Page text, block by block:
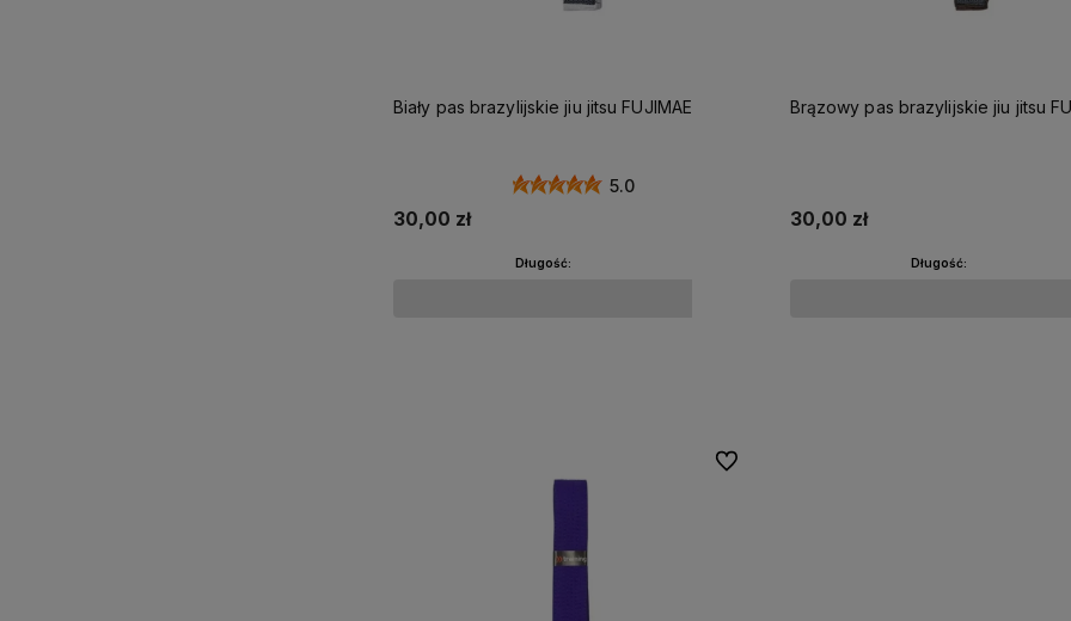
Biały pas brazylijskie jiu jitsu FUJIMAE
5.0
30,00 zł
Długość:
Brązowy pas brazylijskie jiu jitsu
30,00 zł
Długość:
Do ulubionych